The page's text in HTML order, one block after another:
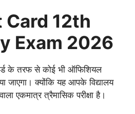
12th
Exam 2026
के तरफ से कोई भी ऑफिशियल
जाएगा। क्योंकि यह आपके विद्यालय
एकमात्र त्रैमासिक परीक्षा है।